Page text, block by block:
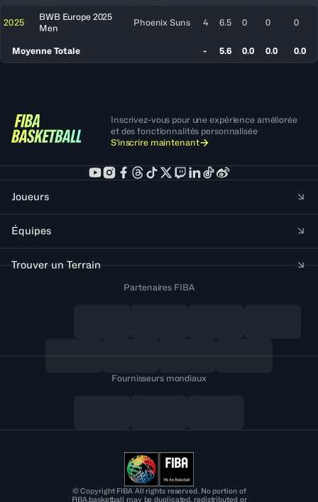
2025
BWB Europe 2025
Men
Phoenix Suns 4 6.5 0 0 0
Moyenne Totale - 5.6 0.0 0.0 0.0
Inscrivez-vous pour une expérience améliorée
et des fonctionnalités personnalisée
S'inscrire maintenant
Joueurs
Équipes
Trouver un Terrain
Partenaires FIBA
Fournisseurs mondiaux
© Copyright FIBA All rights reserved. No portion of
FIBA.basketball may be duplicated, redistributed or